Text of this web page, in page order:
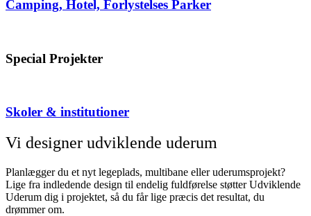
Camping, Hotel, Forlystelses Parker
Special Projekter
Skoler & institutioner
Vi designer udviklende uderum
Planlægger du et nyt legeplads, multibane eller uderumsprojekt?
Lige fra indledende design til endelig fuldførelse støtter Udviklende
Uderum dig i projektet, så du får lige præcis det resultat, du
drømmer om.